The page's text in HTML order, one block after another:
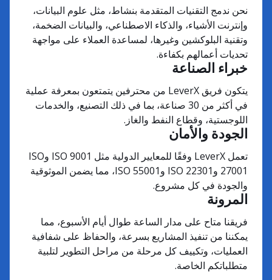
خبراء الصناعة
يتكون فريق LeverX من محترفين يتمتعون بمعرفة عملية
في أكثر من 30 صناعة، بما في ذلك التصنيع، والخدمات
اللوجستية، وقطاع النفط والغاز.
الجودة والأمان
تعمل LeverX وفقًا للمعايير الدولية مثل ISO 9001 وISO
27001 وISO 22301 وISO 55001، مما يضمن الموثوقية
والجودة في كل مشروع.
نحن ندمج التقنيات المتقدمة بنشاط، مثل علوم البيانات،
وإنترنت الأشياء، والذكاء الاصطناعي، والبيانات الضخمة،
وتقنية البلوكشين وغيرها، لمساعدة العملاء على مواجهة
تحديات أعمالهم بكفاءة.
المرونة
فريقنا متاح على مدار الساعة طوال أيام الأسبوع، مما
يمكننا من تنفيذ المشاريع بسرعة، والحفاظ على شفافية
العمليات، وتكييف كل مرحلة من مراحل التطوير لتلبية
متطلباتكم الخاصة.